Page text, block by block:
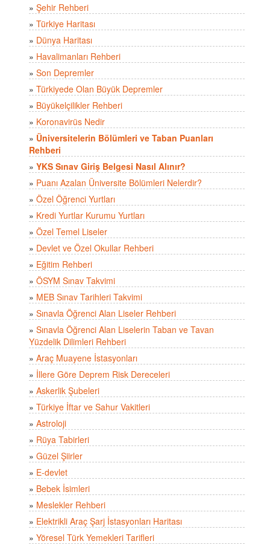
» Şehir Rehberi
» Türkiye Haritası
» Dünya Haritası
» Havalimanları Rehberi
» Son Depremler
» Türkiyede Olan Büyük Depremler
» Büyükelçilikler Rehberi
» Koronavirüs Nedir
» Üniversitelerin Bölümleri ve Taban Puanları
Rehberi
» YKS Sınav Giriş Belgesi Nasıl Alınır?
» Puanı Azalan Üniversite Bölümleri Nelerdir?
» Özel Öğrenci Yurtları
» Kredi Yurtlar Kurumu Yurtları
» Özel Temel Liseler
» Devlet ve Özel Okullar Rehberi
» Eğitim Rehberi
» ÖSYM Sınav Takvimi
» MEB Sınav Tarihleri Takvimi
» Sınavla Öğrenci Alan Liseler Rehberi
» Sınavla Öğrenci Alan Liselerin Taban ve Tavan
Yüzdelik Dilimleri Rehberi
» Araç Muayene İstasyonları
» İllere Göre Deprem Risk Dereceleri
» Askerlik Şubeleri
» Türkiye İftar ve Sahur Vakitleri
» Astroloji
» Rüya Tabirleri
» Güzel Şiirler
» E-devlet
» Bebek İsimleri
» Meslekler Rehberi
» Elektrikli Araç Şarj İstasyonları Haritası
» Yöresel Türk Yemekleri Tarifleri